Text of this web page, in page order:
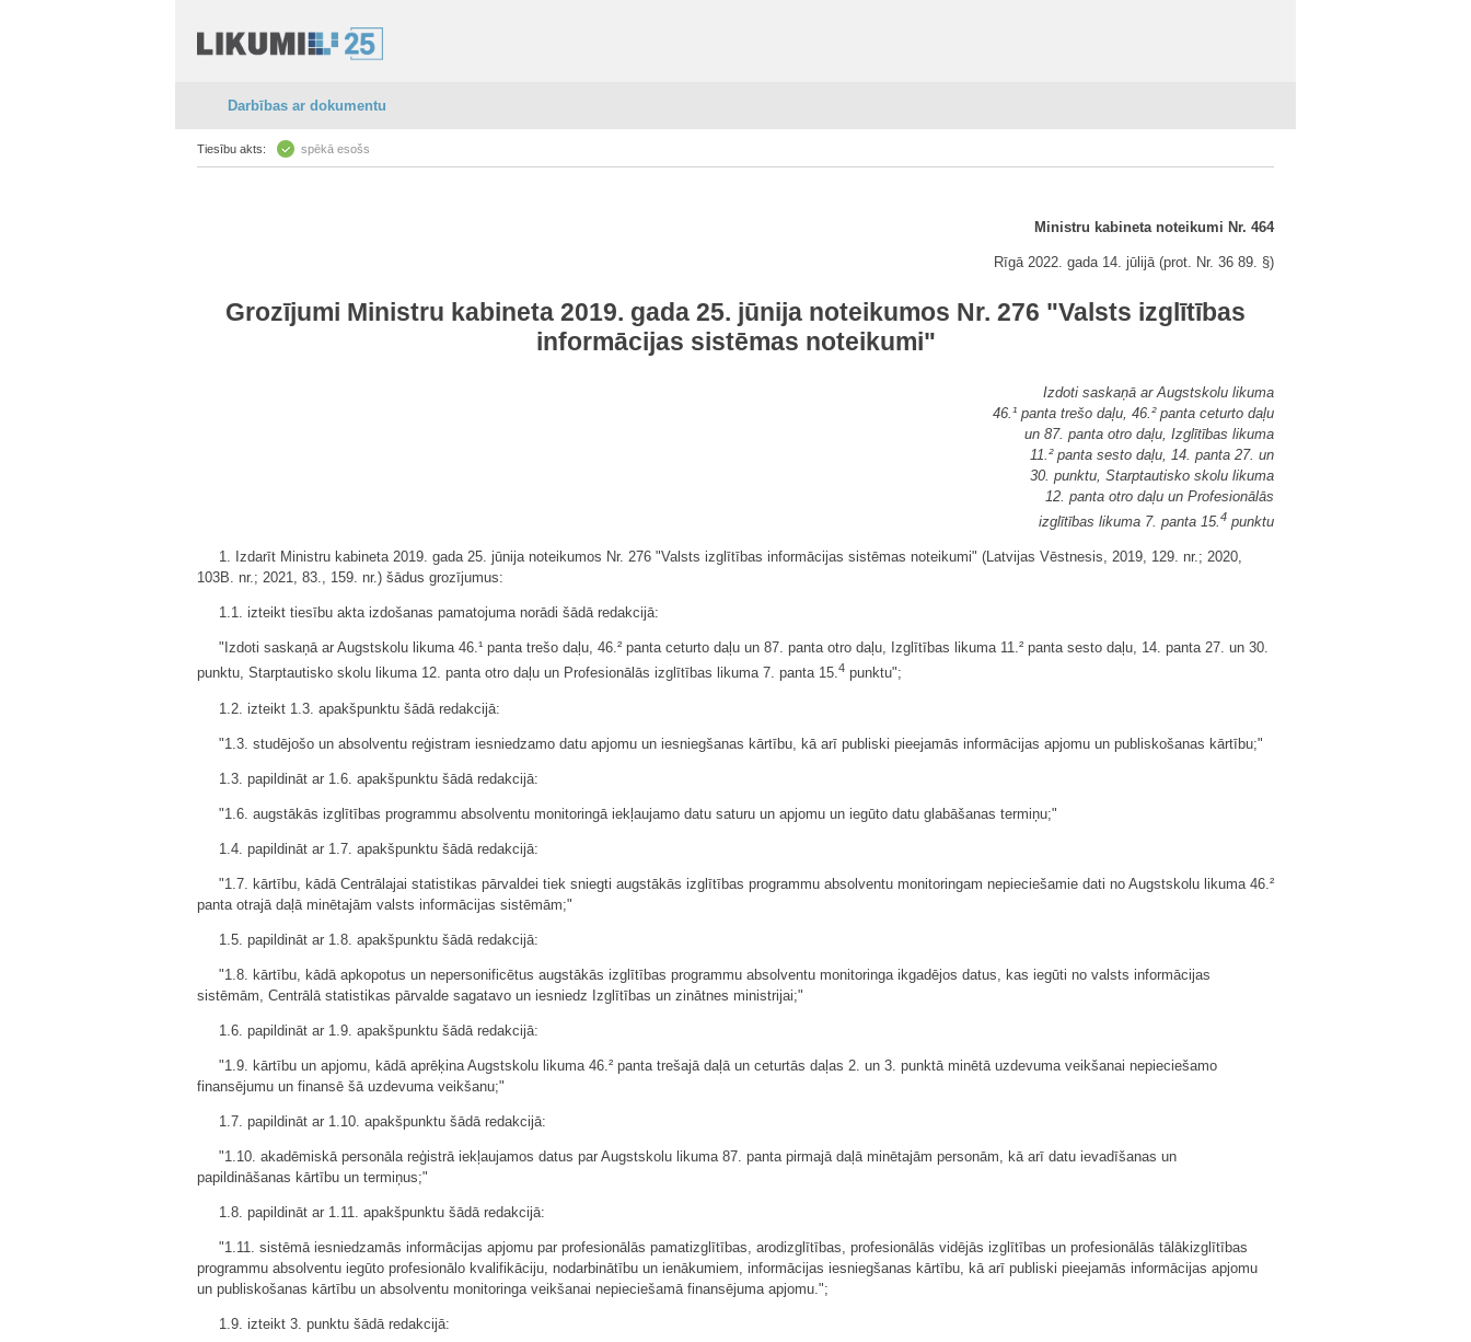
Darbības ar dokumentu
Tiesību akts: spēkā esošs
Ministru kabineta noteikumi Nr. 464
Rīgā 2022. gada 14. jūlijā (prot. Nr. 36 89. §)
Grozījumi Ministru kabineta 2019. gada 25. jūnija noteikumos Nr. 276 "Valsts izglītības
informācijas sistēmas noteikumi"
Izdoti saskaņā ar Augstskolu likuma
46.¹ panta trešo daļu, 46.² panta ceturto daļu
un 87. panta otro daļu, Izglītības likuma
11.² panta sesto daļu, 14. panta 27. un
30. punktu, Starptautisko skolu likuma
12. panta otro daļu un Profesionālās
izglītības likuma 7. panta 15.4 punktu
1. Izdarīt Ministru kabineta 2019. gada 25. jūnija noteikumos Nr. 276 "Valsts izglītības informācijas sistēmas noteikumi" (Latvijas Vēstnesis, 2019, 129. nr.; 2020,
103B. nr.; 2021, 83., 159. nr.) šādus grozījumus:
1.1. izteikt tiesību akta izdošanas pamatojuma norādi šādā redakcijā:
"Izdoti saskaņā ar Augstskolu likuma 46.¹ panta trešo daļu, 46.² panta ceturto daļu un 87. panta otro daļu, Izglītības likuma 11.² panta sesto daļu, 14. panta 27. un 30.
punktu, Starptautisko skolu likuma 12. panta otro daļu un Profesionālās izglītības likuma 7. panta 15.4 punktu";
1.2. izteikt 1.3. apakšpunktu šādā redakcijā:
"1.3. studējošo un absolventu reģistram iesniedzamo datu apjomu un iesniegšanas kārtību, kā arī publiski pieejamās informācijas apjomu un publiskošanas kārtību;"
1.3. papildināt ar 1.6. apakšpunktu šādā redakcijā:
"1.6. augstākās izglītības programmu absolventu monitoringā iekļaujamo datu saturu un apjomu un iegūto datu glabāšanas termiņu;"
1.4. papildināt ar 1.7. apakšpunktu šādā redakcijā:
"1.7. kārtību, kādā Centrālajai statistikas pārvaldei tiek sniegti augstākās izglītības programmu absolventu monitoringam nepieciešamie dati no Augstskolu likuma 46.²
panta otrajā daļā minētajām valsts informācijas sistēmām;"
1.5. papildināt ar 1.8. apakšpunktu šādā redakcijā:
"1.8. kārtību, kādā apkopotus un nepersonificētus augstākās izglītības programmu absolventu monitoringa ikgadējos datus, kas iegūti no valsts informācijas
sistēmām, Centrālā statistikas pārvalde sagatavo un iesniedz Izglītības un zinātnes ministrijai;"
1.6. papildināt ar 1.9. apakšpunktu šādā redakcijā:
"1.9. kārtību un apjomu, kādā aprēķina Augstskolu likuma 46.² panta trešajā daļā un ceturtās daļas 2. un 3. punktā minētā uzdevuma veikšanai nepieciešamo
finansējumu un finansē šā uzdevuma veikšanu;"
1.7. papildināt ar 1.10. apakšpunktu šādā redakcijā:
"1.10. akadēmiskā personāla reģistrā iekļaujamos datus par Augstskolu likuma 87. panta pirmajā daļā minētajām personām, kā arī datu ievadīšanas un
papildināšanas kārtību un termiņus;"
1.8. papildināt ar 1.11. apakšpunktu šādā redakcijā:
"1.11. sistēmā iesniedzamās informācijas apjomu par profesionālās pamatizglītības, arodizglītības, profesionālās vidējās izglītības un profesionālās tālākizglītības
programmu absolventu iegūto profesionālo kvalifikāciju, nodarbinātību un ienākumiem, informācijas iesniegšanas kārtību, kā arī publiski pieejamās informācijas apjomu
un publiskošanas kārtību un absolventu monitoringa veikšanai nepieciešamā finansējuma apjomu.";
1.9. izteikt 3. punktu šādā redakcijā: